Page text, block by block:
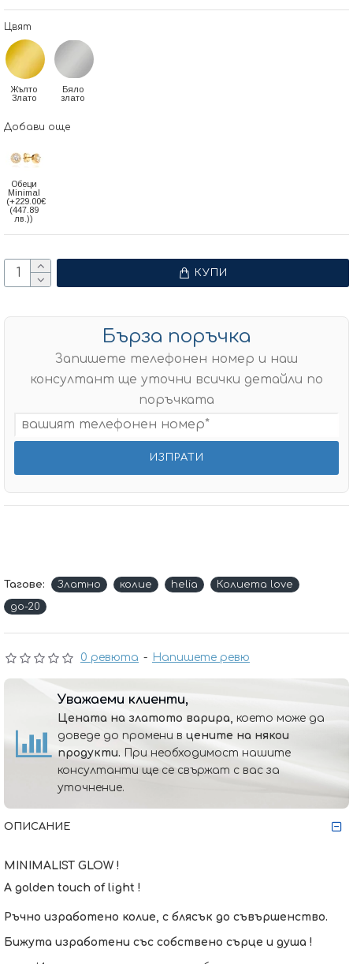
0 ревюта - Напишете ревю
Цвят
Жълто
Злато
Бяло
злато
Добави още
Обеци
Minimal
(+229.00€
(447.89
лв.))
КУПИ
Бърза поръчка
Запишете телефонен номер и наш
консултант ще уточни всички детайли по
поръчката
Тагове: Златно колие helia
Колиета love
до-20
Уважаеми клиенти,
Цената на златото варира, което може да
доведе до промени в цените на някои
продукти. При необходимост нашите
консултанти ще се свържат с вас за
уточнение.
ОПИСАНИЕ
MINIMALIST GLOW !
A golden touch of light !
Ръчно изработено колие, с блясък до съвършенство.
Бижута изработени със собствено сърце и душа !